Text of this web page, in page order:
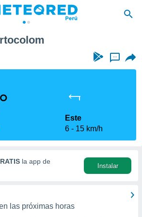
...
Este
6
15 km/h
la app de
Instalar
las próximas horas